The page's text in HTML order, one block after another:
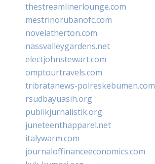
thestreamlinerlounge.com
mestrinorubanofc.com
novelatherton.com
nassvalleygardens.net
electjohnstewart.com
omptourtravels.com
tribratanews-polreskebumen.com
rsudbayuasih.org
publikjurnalistik.org
juneteenthapparel.net
italywarm.com
journaloffinanceeconomics.com